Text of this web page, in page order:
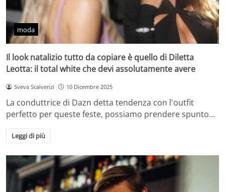
moda
Il look natalizio tutto da copiare è quello di Diletta
Leotta: il total white che devi assolutamente avere
Sveva Scalvenzi 10 Dicembre 2025
La conduttrice di Dazn detta tendenza con l'outfit
perfetto per queste feste, possiamo prendere spunto…
Leggi di più